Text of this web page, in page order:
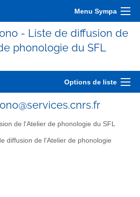
Menu Sympa
- Liste de diffusion de
phonologie du SFL
Options de liste
de l'Atelier de phonologie du SFL
diffusion de l'Atelier de phonologie